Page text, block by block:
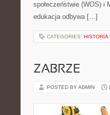
społeczeństwie (WOS) i
edukacja odbywa […]
CATEGORIES: HISTORIA
ZABRZE
POSTED BY ADMIN